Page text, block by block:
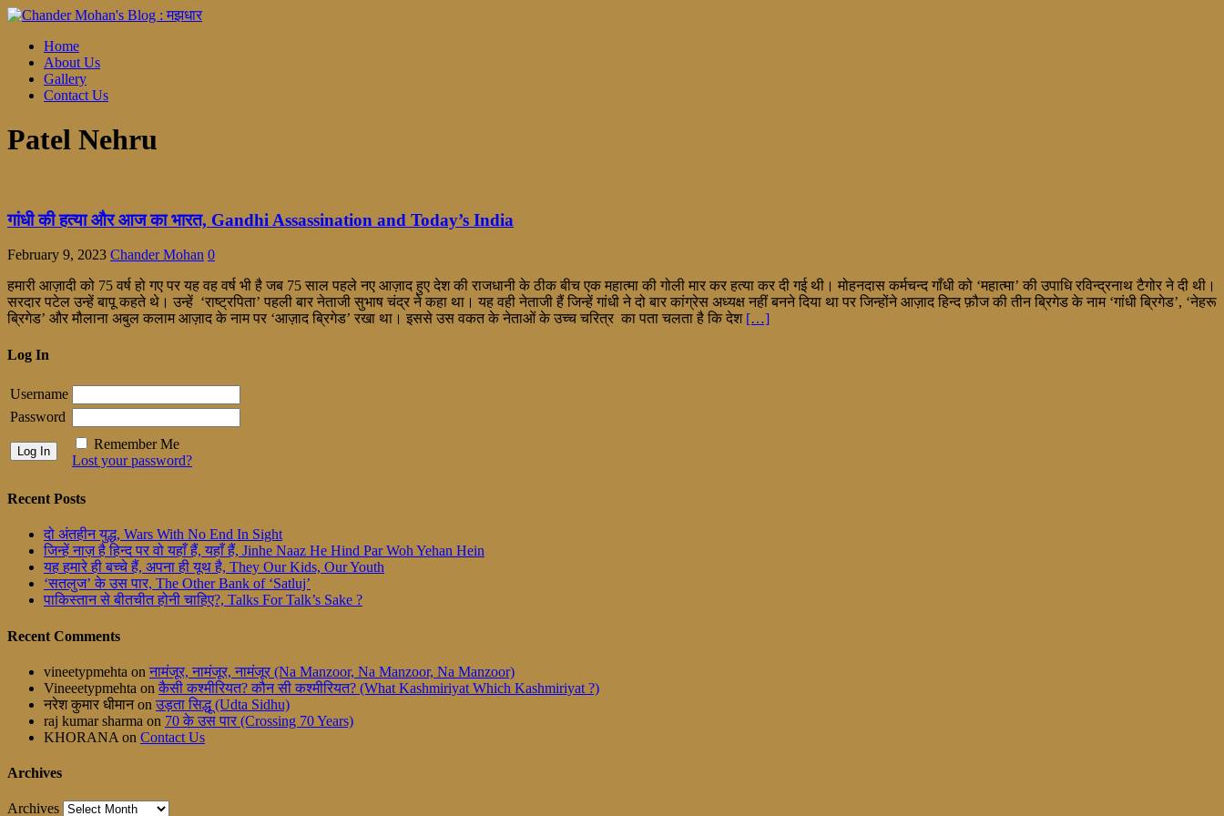
Home
About Us
Gallery
Contact Us
Patel Nehru
गांधी की हत्या और आज का भारत, Gandhi Assassination and Today’s India
February 9, 2023 Chander Mohan 0
हमारी आज़ादी को 75 वर्ष हो गए पर यह वह वर्ष भी है जब 75 साल पहले नए आज़ाद हुए देश की राजधानी के ठीक बीच एक महात्मा की गोली मार कर हत्या कर दी गई थी। मोहनदास कर्मचन्द गाँधी को ‘महात्मा’ की उपाधि रविन्द्रनाथ टैगोर ने दी थी।
सरदार पटेल उन्हें बापू कहते थे। उन्हें ‘राष्ट्रपिता’ पहली बार नेताजी सुभाष चंद्र ने कहा था। यह वही नेताजी हैं जिन्हें गांधी ने दो बार कांग्रेस अध्यक्ष नहीं बनने दिया था पर जिन्होंने आज़ाद हिन्द फ़ौज की तीन ब्रिगेड के नाम ‘गांधी ब्रिगेड’, ‘नेहरू
ब्रिगेड’ और मौलाना अबुल कलाम आज़ाद के नाम पर ‘आज़ाद ब्रिगेड’ रखा था। इससे उस वकत के नेताओं के उच्च चरित्र का पता चलता है कि देश […]
Log In
Username
Password
Remember Me
Lost your password?
Recent Posts
दो अंतहीन युद्ध, Wars With No End In Sight
जिन्हें नाज़ है हिन्द पर वो यहाँ हैं, यहाँ हैं, Jinhe Naaz He Hind Par Woh Yehan Hein
यह हमारे ही बच्चे हैं, अपना ही यूथ है, They Our Kids, Our Youth
‘सतलुज’ के उस पार, The Other Bank of ‘Satluj’
पाकिस्तान से बीतचीत होनी चाहिए?, Talks For Talk’s Sake ?
Recent Comments
vineetypmehta on नामंजूर, नामंजूर, नामंजूर (Na Manzoor, Na Manzoor, Na Manzoor)
Vineeetypmehta on कैसी कश्मीरियत? कौन सी कश्मीरियत? (What Kashmiriyat Which Kashmiriyat ?)
नरेश कुमार धीमानon उड़ता सिद्धू (Udta Sidhu)
raj kumar sharma on 70 के उस पार (Crossing 70 Years)
KHORANA on Contact Us
Archives
Archives